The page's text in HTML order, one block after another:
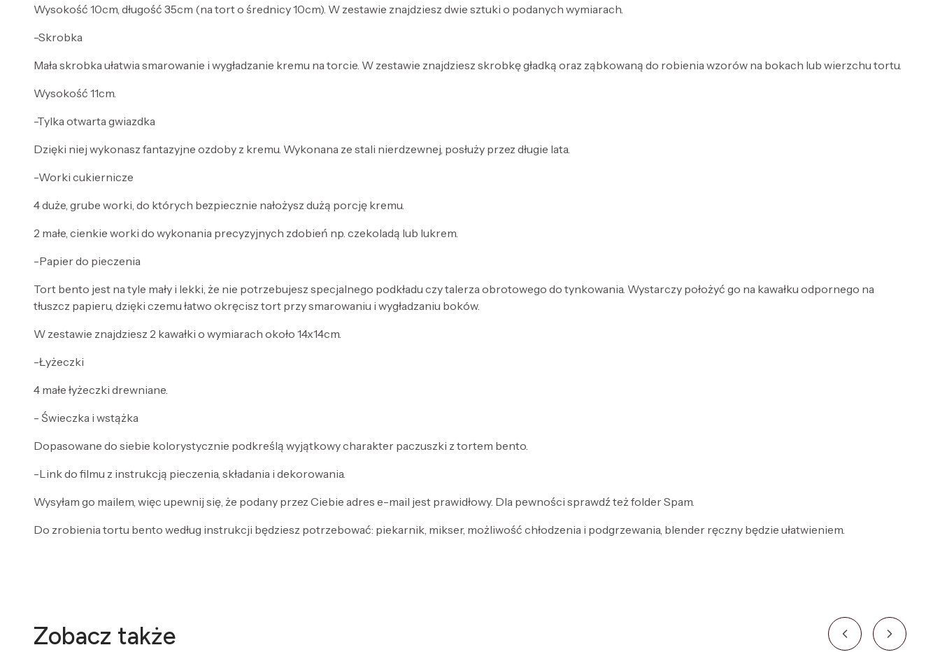
Wysokość 10cm, długość 35cm (na tort o średnicy 10cm). W zestawie znajdziesz dwie sztuki o podanych wymiarach.
-Skrobka
Mała skrobka ułatwia smarowanie i wygładzanie kremu na torcie. W zestawie znajdziesz skrobkę gładką oraz ząbkowaną do robienia wzorów na bokach lub wierzchu tortu.
Wysokość 11cm.
-Tylka otwarta gwiazdka
Dzięki niej wykonasz fantazyjne ozdoby z kremu. Wykonana ze stali nierdzewnej, posłuży przez długie lata.
-Worki cukiernicze
4 duże, grube worki, do których bezpiecznie nałożysz dużą porcję kremu.
2 małe, cienkie worki do wykonania precyzyjnych zdobień np. czekoladą lub lukrem.
-Papier do pieczenia
Tort bento jest na tyle mały i lekki, że nie potrzebujesz specjalnego podkładu czy talerza obrotowego do tynkowania. Wystarczy położyć go na kawałku odpornego na
tłuszcz papieru, dzięki czemu łatwo okręcisz tort przy smarowaniu i wygładzaniu boków.
W zestawie znajdziesz 2 kawałki o wymiarach około 14x14cm.
-Łyżeczki
4 małe łyżeczki drewniane.
- Świeczka i wstążka
Dopasowane do siebie kolorystycznie podkreślą wyjątkowy charakter paczuszki z tortem bento.
-Link do filmu z instrukcją pieczenia, składania i dekorowania.
Wysyłam go mailem, więc upewnij się, że podany przez Ciebie adres e-mail jest prawidłowy. Dla pewności sprawdź też folder Spam.
Do zrobienia tortu bento według instrukcji będziesz potrzebować: piekarnik, mikser, możliwość chłodzenia i podgrzewania, blender ręczny będzie ułatwieniem.
Zobacz także